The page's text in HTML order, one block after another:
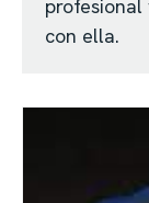
con ella.